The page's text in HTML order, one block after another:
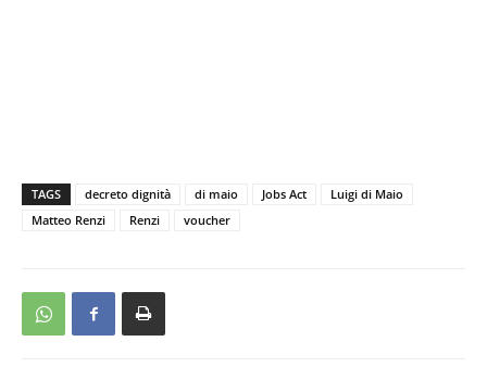
TAGS decreto dignità di maio Jobs Act
Luigi di Maio
Matteo Renzi
Renzi voucher